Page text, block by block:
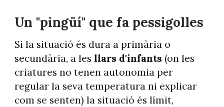
Un "pingüí" que fa pessigolles
Si la situació és dura a primària o
secundària, a les llars d'infants (on les
criatures no tenen autonomia per
regular la seva temperatura ni explicar
com se senten) la situació és límit,